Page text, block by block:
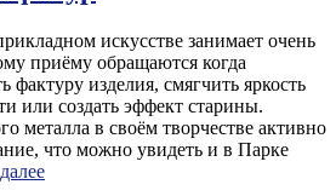
искусстве занимает очень
приёму обращаются когда
фактуру изделия, смягчить яркость
или создать эффект старины.
металла в своём творчестве активно
что можно увидеть и в Парке